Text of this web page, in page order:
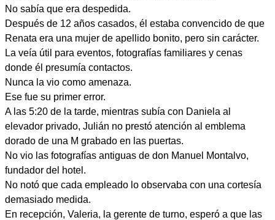
No sabía que era despedida.
Después de 12 años casados, él estaba convencido de que
Renata era una mujer de apellido bonito, pero sin carácter.
La veía útil para eventos, fotografías familiares y cenas
donde él presumía contactos.
Nunca la vio como amenaza.
Ese fue su primer error.
A las 5:20 de la tarde, mientras subía con Daniela al
elevador privado, Julián no prestó atención al emblema
dorado de una M grabado en las puertas.
No vio las fotografías antiguas de don Manuel Montalvo,
fundador del hotel.
No notó que cada empleado lo observaba con una cortesía
demasiado medida.
En recepción, Valeria, la gerente de turno, esperó a que las